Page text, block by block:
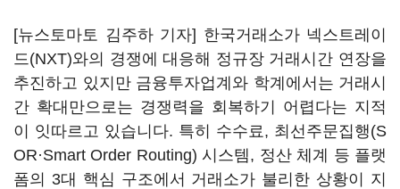
[뉴스토마토 김주하 기자] 한국거래소가 넥스트레이
드(NXT)와의 경쟁에 대응해 정규장 거래시간 연장을
추진하고 있지만 금융투자업계와 학계에서는 거래시
간 확대만으로는 경쟁력을 회복하기 어렵다는 지적
이 잇따르고 있습니다. 특히 수수료, 최선주문집행(S
OR·Smart Order Routing) 시스템, 정산 체계 등 플랫
폼의 3대 핵심 구조에서 거래소가 불리한 상황이 지